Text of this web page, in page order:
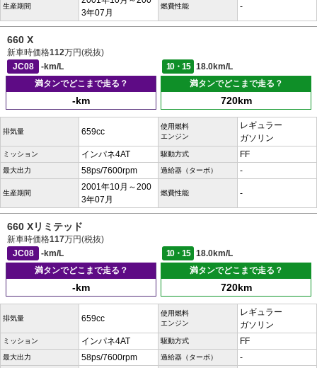
生産期間
3年07月
燃費性能 -
660 X
新車時価格112万円(税抜)
JC08
-km/L 10・15
18.0km/L
満タンでどこまで走る？
-km
満タンでどこまで走る？
720km
排気量 659cc
使用燃料
エンジン
レギュラー
ガソリン
ミッション インパネ4AT 駆動方式 FF
最大出力 58ps/7600rpm 過給器（ターボ） -
生産期間
2001年10月～200
3年07月
燃費性能 -
660 Xリミテッド
新車時価格117万円(税抜)
JC08
-km/L 10・15
18.0km/L
満タンでどこまで走る？
-km
満タンでどこまで走る？
720km
排気量 659cc
使用燃料
エンジン
レギュラー
ガソリン
ミッション インパネ4AT 駆動方式 FF
最大出力 58ps/7600rpm 過給器（ターボ） -